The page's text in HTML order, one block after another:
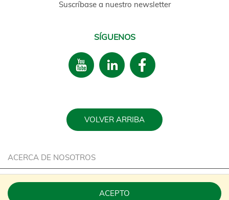
ACEPTO
Suscríbase a nuestro newsletter
SÍGUENOS
VOLVER ARRIBA
ACERCA DE NOSOTROS
CARRERA